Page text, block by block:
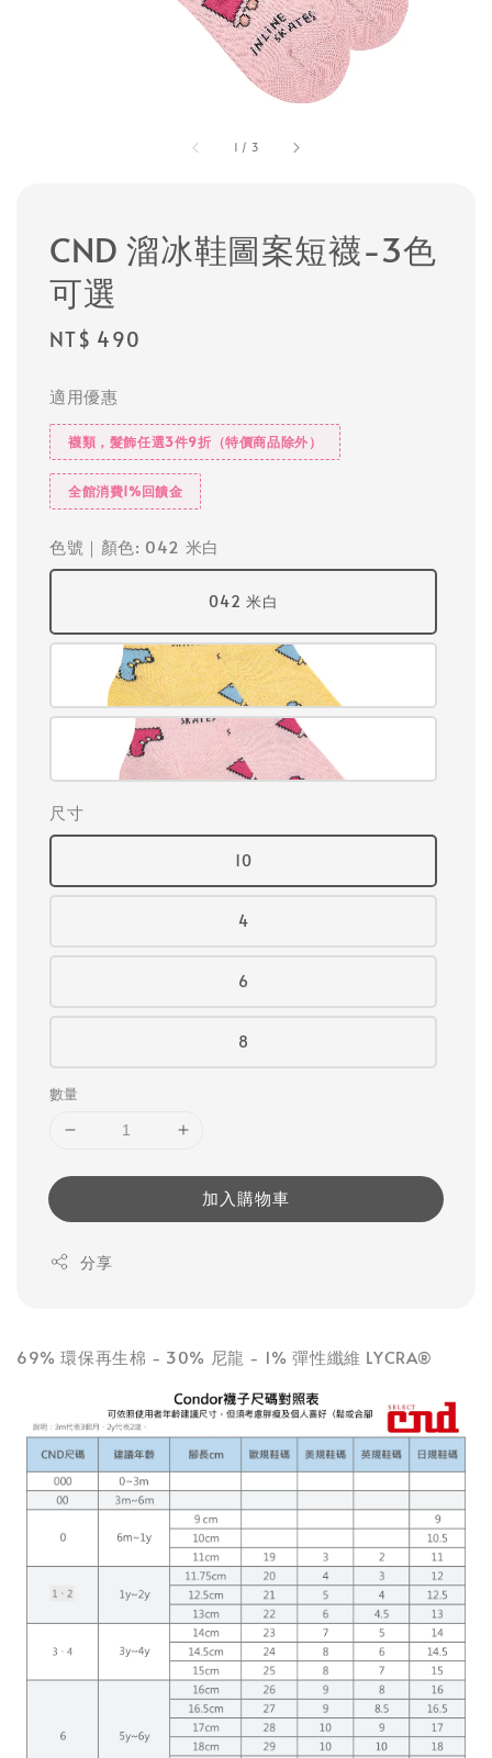
1 / 3
CND 溜冰鞋圖案短襪-3色
可選
Regular
NT$ 490
適用優惠
襪類，髮飾任選3件9折（特價商品除外）
全館消費1%回饋金
色號｜顏色: 042 米白
042 米白
尺寸
10
4
6
8
數量
加入購物車
分享
69% 環保再生棉 - 30% 尼龍 - 1% 彈性纖維 LYCRA®